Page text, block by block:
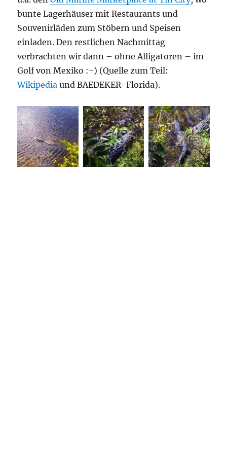
bunte Lagerhäuser mit Restaurants und
Souvenirläden zum Stöbern und Speisen
einladen. Den restlichen Nachmittag
verbrachten wir dann – ohne Alligatoren – im
Golf von Mexiko :-) (Quelle zum Teil:
Wikipedia und BAEDEKER-Florida).